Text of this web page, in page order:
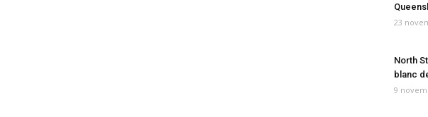
23
North
blanc
9